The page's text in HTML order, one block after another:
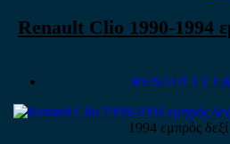
Renault Clio 1990-1994
RENAULT
1994 εμπρός